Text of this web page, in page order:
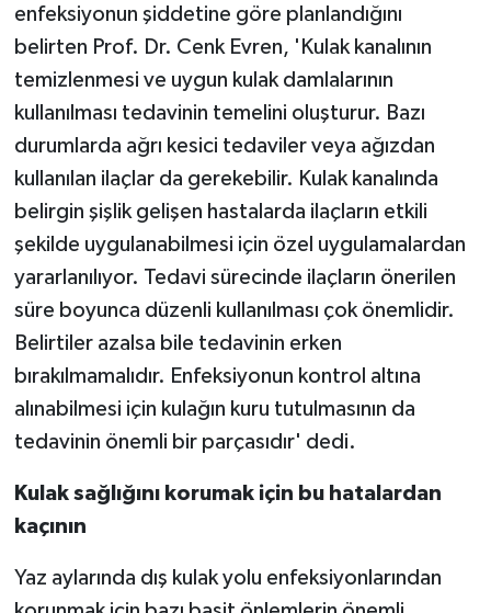
enfeksiyonun şiddetine göre planlandığını
belirten Prof. Dr. Cenk Evren, 'Kulak kanalının
temizlenmesi ve uygun kulak damlalarının
kullanılması tedavinin temelini oluşturur. Bazı
durumlarda ağrı kesici tedaviler veya ağızdan
kullanılan ilaçlar da gerekebilir. Kulak kanalında
belirgin şişlik gelişen hastalarda ilaçların etkili
şekilde uygulanabilmesi için özel uygulamalardan
yararlanılıyor. Tedavi sürecinde ilaçların önerilen
süre boyunca düzenli kullanılması çok önemlidir.
Belirtiler azalsa bile tedavinin erken
bırakılmamalıdır. Enfeksiyonun kontrol altına
alınabilmesi için kulağın kuru tutulmasının da
tedavinin önemli bir parçasıdır' dedi.
Kulak sağlığını korumak için bu hatalardan
kaçının
Yaz aylarında dış kulak yolu enfeksiyonlarından